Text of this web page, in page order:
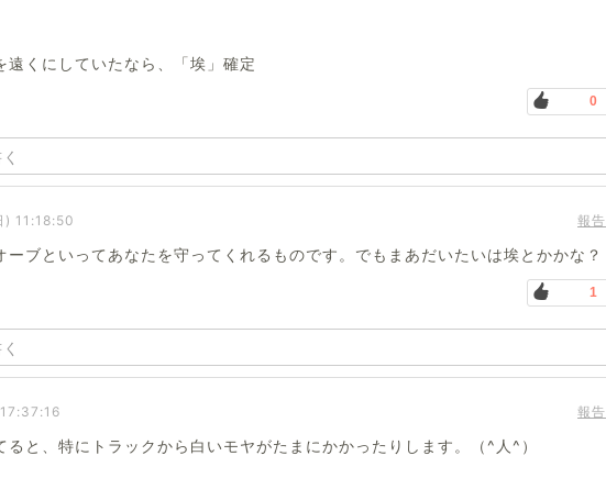
遠くにしていたなら、「埃」確定
0
11:18:50 報告
ーブといってあなたを守ってくれるものです。でもまあだいたいは埃とかかな？
1
報告
ると、特にトラックから白いモヤがたまにかかったりします。（^人^）